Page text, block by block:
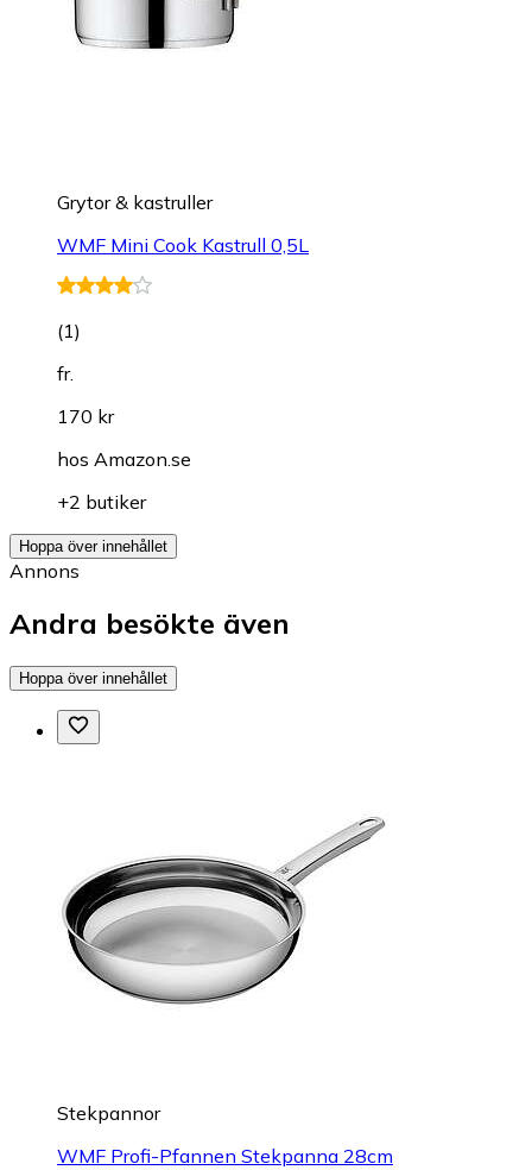
Grytor & kastruller
WMF Mini Cook Kastrull 0,5L
(1)
fr.
170 kr
hos Amazon.se
+2 butiker
Hoppa över innehållet
Annons
Andra besökte även
Hoppa över innehållet
Stekpannor
WMF Profi-Pfannen Stekpanna 28cm